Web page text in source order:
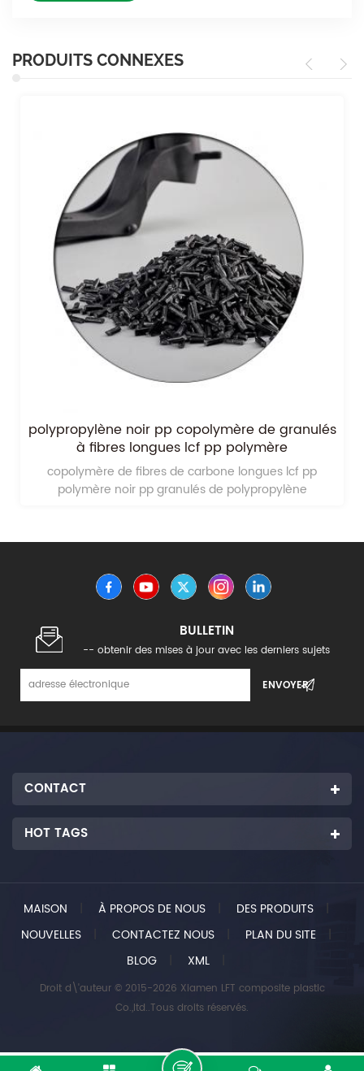
PRODUITS CONNEXES
plastique brut matwrial pp polyprolylène lcf
granules de fibre de carbone
recycler et vierge longue fibre de carbone pp 94-V0
granules
BULLETIN
-- obtenir des mises à jour avec les derniers sujets
CONTACT
HOT TAGS
MAISON À PROPOS DE NOUS DES PRODUITS
|
NOUVELLES
CONTACTEZ NOUS PLAN DU SITE
BLOG
XML
Droit d\'auteur © 2015-2026 Xiamen LFT composite plastic
Co.,ltd..Tous droits réservés.